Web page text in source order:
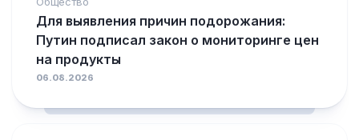
Для выявления причин подорожания:
Путин подписал закон о мониторинге цен
на продукты
06.08.2026